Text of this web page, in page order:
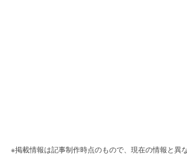
※掲載情報は記事制作時点のもので、現在の情報と異